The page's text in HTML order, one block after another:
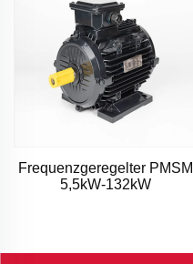
Frequenzgeregelter PMSM
5,5kW-132kW